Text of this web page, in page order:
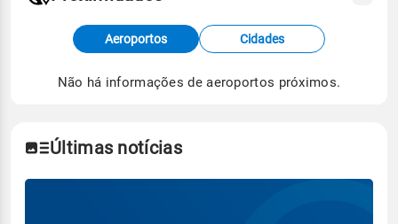
Fonte: dados combinados de estações
meteorológicas e satélite do Centro de Previsão
de Tempo e Estudos Climáticos (CPTEC).
Aeroportos Cidades
Não há informações de aeroportos próximos.
Últimas notícias